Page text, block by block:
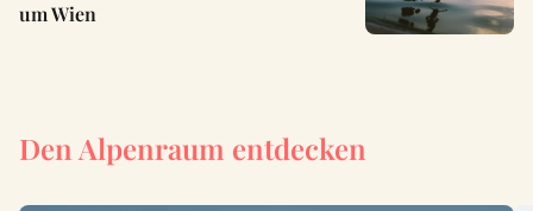
um Wien
Den Alpenraum entdecken